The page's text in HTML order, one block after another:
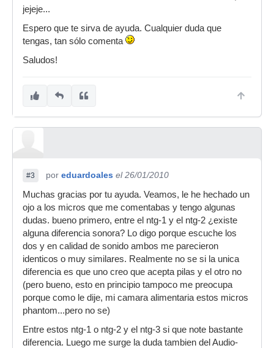
jejeje...
Espero que te sirva de ayuda. Cualquier duda que
tengas, tan sólo comenta
Saludos!
#3 por eduardoales el 26/01/2010
Muchas gracias por tu ayuda. Veamos, le he hechado un
ojo a los micros que me comentabas y tengo algunas
dudas. bueno primero, entre el ntg-1 y el ntg-2 ¿existe
alguna diferencia sonora? Lo digo porque escuche los
dos y en calidad de sonido ambos me parecieron
identicos o muy similares. Realmente no se si la unica
diferencia es que uno creo que acepta pilas y el otro no
(pero bueno, esto en principio tampoco me preocupa
porque como le dije, mi camara alimentaria estos micros
phantom...pero no se)
Entre estos ntg-1 o ntg-2 y el ntg-3 si que note bastante
diferencia. Luego me surge la duda tambien del Audio-